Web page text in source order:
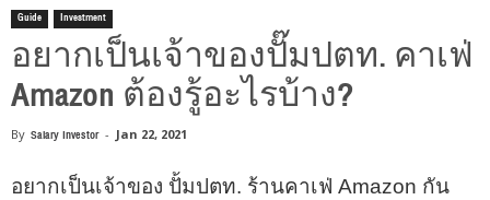
Guide Investment
อยากเป็นเจ้าของปั๊มปตท. คาเฟ่
Amazon ต้องรู้อะไรบ้าง?
By Salary Investor - Jan 22, 2021
อยากเป็นเจ้าของ ปั้มปตท. ร้านคาเฟ่ Amazon กัน